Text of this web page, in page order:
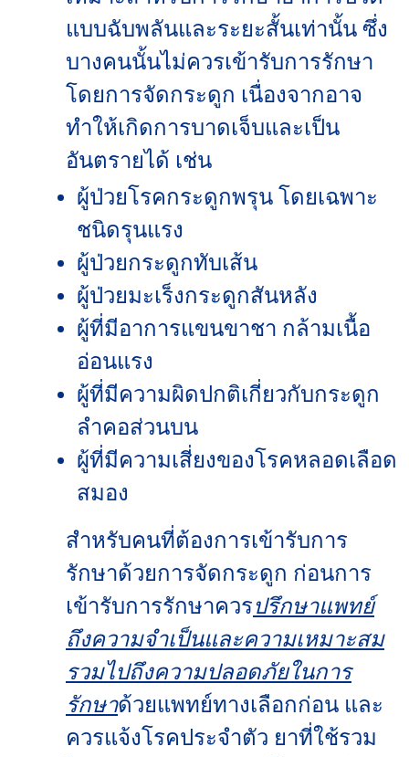
แบบฉับพลันและระยะสั้นเท่านั้น ซึ่ง
บางคนนั้นไม่ควรเข้ารับการรักษา
โดยการจัดกระดูก เนื่องจากอาจ
ทำให้เกิดการบาดเจ็บและเป็น
อันตรายได้ เช่น
ผู้ป่วยโรคกระดูกพรุน โดยเฉพาะ
ชนิดรุนแรง
ผู้ป่วยกระดูกทับเส้น
ผู้ป่วยมะเร็งกระดูกสันหลัง
ผู้ที่มีอาการแขนขาชา กล้ามเนื้อ
อ่อนแรง
ผู้ที่มีความผิดปกติเกี่ยวกับกระดูก
ลำคอส่วนบน
ผู้ที่มีความเสี่ยงของโรคหลอดเลือด
สมอง
สำหรับคนที่ต้องการเข้ารับการ
รักษาด้วยการจัดกระดูก ก่อนการ
เข้ารับการรักษาควรปรึกษาแพทย์
ถึงความจำเป็นและความเหมาะสม
รวมไปถึงความปลอดภัยในการ
รักษาด้วยแพทย์ทางเลือกก่อน และ
ควรแจ้งโรคประจำตัว ยาที่ใช้รวม